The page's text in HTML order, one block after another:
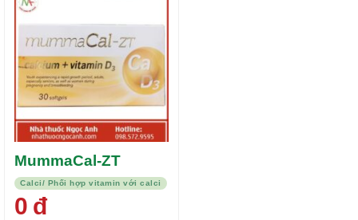
Calci/ Phối hợp vitamin với calci
MummaCal-ZT
0 đ